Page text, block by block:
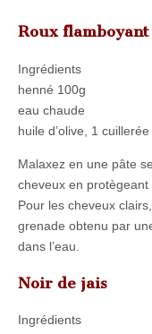
Roux flamboyant
Ingrédients
henné 100g
eau chaude
huile d’olive, 1
Malaxez en une pâte
cheveux en
Pour les cheveux
grenade obtenu par
dans l’eau.
Noir de jais
Ingrédients